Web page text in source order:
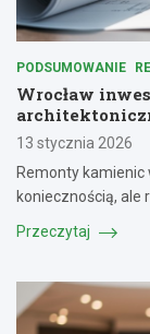
PODSUMOWANIE
Wrocław
13 stycznia 2026
Remonty kamienic
koniecznością, ale
Przeczytaj